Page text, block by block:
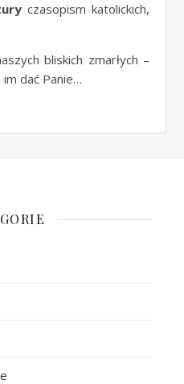
czasopism katolickich,
bliskich zmarłych –
dać Panie…